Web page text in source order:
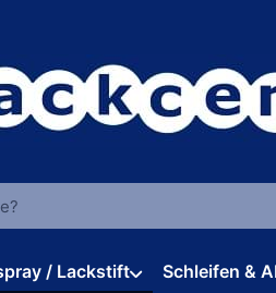
ein. Während Sie tippen,
/ Lackstift Schleifen &